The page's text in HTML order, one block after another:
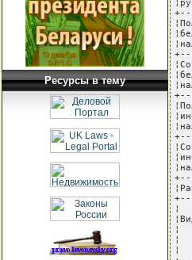
Ресурсы в тему